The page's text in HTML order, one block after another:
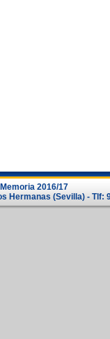
2016/17
Hermanas (Sevilla) - Tlf: